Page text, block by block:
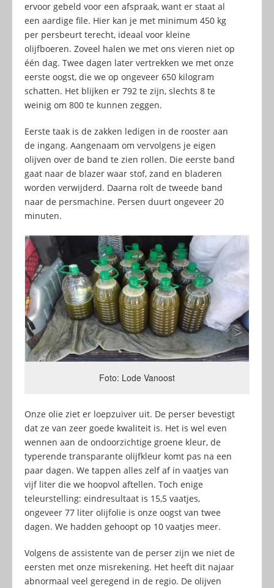
ervoor gebeld voor een afspraak, want er staat al
een aardige file. Hier kan je met minimum 450 kg
per persbeurt terecht, ideaal voor kleine
olijfboeren. Zoveel halen we met ons vieren niet op
één dag. Twee dagen later vertrekken we met onze
eerste oogst, die we op ongeveer 650 kilogram
schatten. Het blijken er 792 te zijn, slechts 8 te
weinig om 800 te kunnen zeggen.
Eerste taak is de zakken ledigen in de rooster aan
de ingang. Aangenaam om vervolgens je eigen
olijven over de band te zien rollen. Die eerste band
gaat naar de blazer waar stof, zand en bladeren
worden verwijderd. Daarna rolt de tweede band
naar de persmachine. Persen duurt ongeveer 20
minuten.
Foto: Lode Vanoost
Onze olie ziet er loepzuiver uit. De perser bevestigt
dat ze van zeer goede kwaliteit is. Het is wel even
wennen aan de ondoorzichtige groene kleur, de
typerende transparante olijfkleur komt pas na een
paar dagen. We tappen alles zelf af in vaatjes van
vijf liter die we hoopvol aftellen. Toch enige
teleurstelling: eindresultaat is 15,5 vaatjes,
ongeveer 77 liter olijfolie is onze oogst van twee
dagen. We hadden gehoopt op 10 vaatjes meer.
Volgens de assistente van de perser zijn we niet de
eersten met onze misrekening. Het heeft dit najaar
abnormaal veel geregend in de regio. De olijven